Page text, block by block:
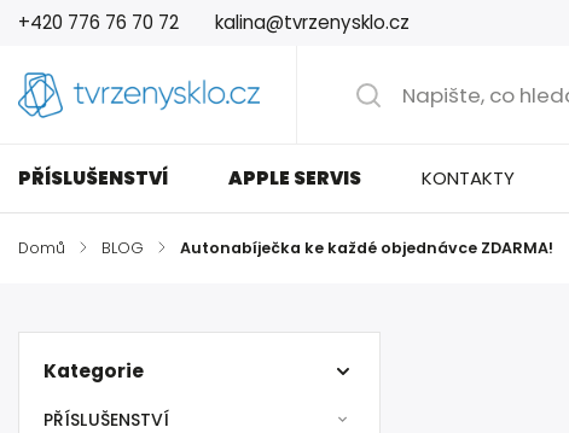
+420 776 76 70 72 kalina@tvrzenysklo.cz
PŘÍSLUŠENSTVÍ APPLE SERVIS KONTAKTY
Domů / BLOG / Autonabíječka ke každé objednávce ZDARMA!
Kategorie
PŘÍSLUŠENSTVÍ